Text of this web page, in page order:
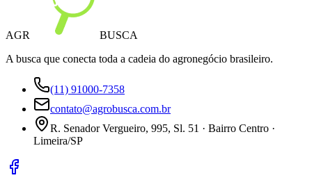
AGR
BUSCA
A busca que conecta toda a cadeia do agronegócio brasileiro.
(11) 91000-7358
contato@agrobusca.com.br
R. Senador Vergueiro, 995, Sl. 51 · Bairro Centro ·
Limeira/SP